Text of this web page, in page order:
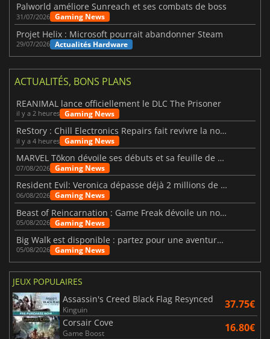
Palworld améliore Sunreach et ses combats de boss
31/07/2026 Gaming News
Projet Helix : Microsoft pourrait abandonner Steam
29/07/2026 Actualités Hardware
ACTUALITÉS, BONS PLANS
REANIMAL lance officiellement le DLC The Prisoner
il y a 2 heures Gaming News
ReStory : Chill Electronics Repairs fait revivre la nostalgie des années 2000
il y a 4 heures Gaming News
MARVEL Tōkon dévoile ses débuts et sa feuille de route
07/08/2026 Gaming News
Resident Evil: Veronica dépasse déjà 2 millions de wishlists
06/08/2026 Gaming News
Beast of Reincarnation : Game Freak dévoile un nouveau pari
05/08/2026 Gaming News
Big Walk est disponible : partez pour une aventure entre amis
05/08/2026 Gaming News
JEUX POPULAIRES
Assassin's Creed Black Flag Resynced
Kinguin 37.75€
Corsair Cove
Game Boost 16.80€